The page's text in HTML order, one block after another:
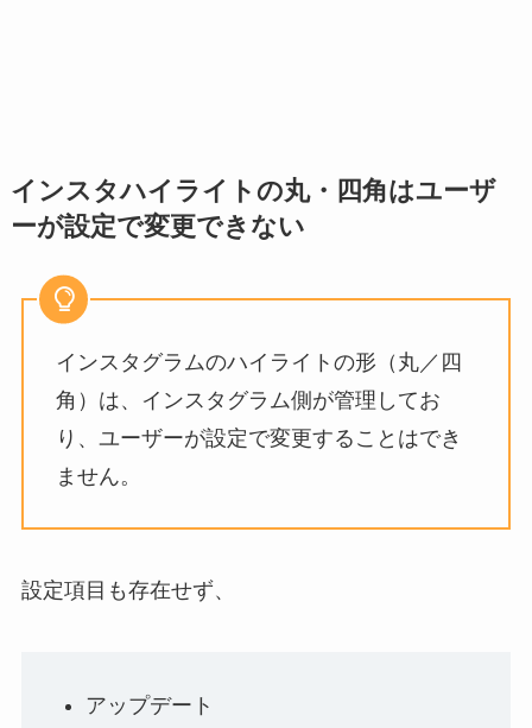
インスタハイライトの丸・四角はユーザ
ーが設定で変更できない
インスタグラムのハイライトの形（丸／四
角）は、インスタグラム側が管理してお
り、ユーザーが設定で変更することはでき
ません。
設定項目も存在せず、
アップデート